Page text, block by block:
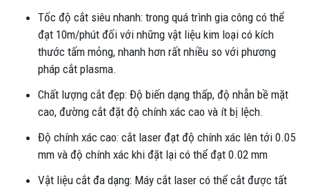
Tốc độ cắt siêu nhanh: trong quá trình gia công có thể
đạt 10m/phút đối với những vật liệu kim loại có kích
thước tấm mỏng, nhanh hơn rất nhiều so với phương
pháp cắt plasma.
Chất lượng cắt đẹp: Độ biến dạng thấp, độ nhẵn bề mặt
cao, đường cắt đặt độ chính xác cao và ít bị lệch.
Độ chính xác cao: cắt laser đạt độ chính xác lên tới 0.05
mm và độ chính xác khi đặt lại có thể đạt 0.02 mm
Vật liệu cắt đa dạng: Máy cắt laser có thể cắt được tất